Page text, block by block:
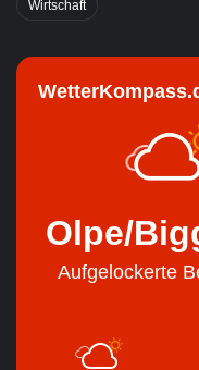
Wirtschaft
Olpe/
Aufgelockerte